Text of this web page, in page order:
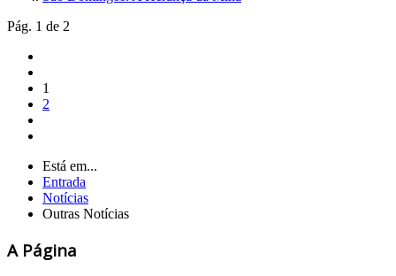
Pág. 1 de 2
1
2
Está em...
Entrada
Notícias
Outras Notícias
A Página